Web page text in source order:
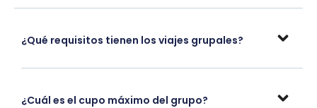
¿Qué requisitos tienen los viajes grupales?
¿Cuál es el cupo máximo del grupo?